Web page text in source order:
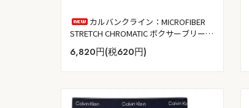
カルバンクライン：MICROFIBER
STRETCH CHROMATIC ボクサーブリーフ
4PK (ブラック)
6,820円(税620円)